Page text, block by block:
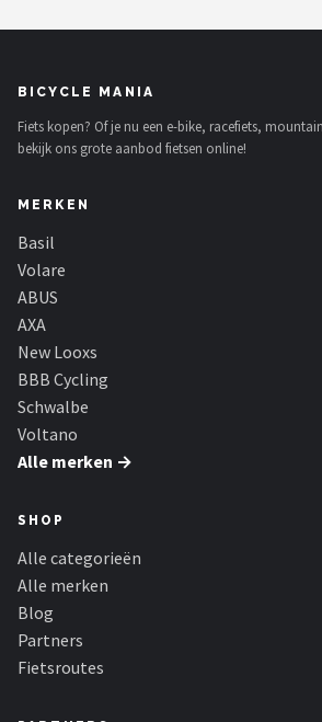
New Looxs
Schwalbe
Voltano
Shimano
Cortina
Alle merken →
BICYCLE MANIA
Fiets kopen? Of je nu een e-bike, racefiets,
bekijk ons grote aanbod fietsen online!
MERKEN
Basil
Volare
ABUS
AXA
New Looxs
BBB Cycling
Schwalbe
Voltano
Alle merken →
SHOP
Alle categorieën
Alle merken
Blog
Partners
Fietsroutes